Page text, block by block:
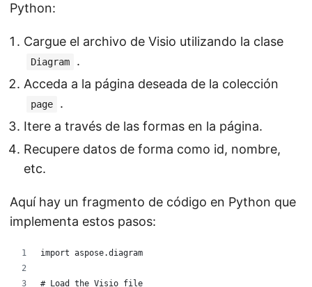
Python:
Cargue el archivo de Visio utilizando la clase
Diagram
.
Acceda a la página deseada de la colección
page
.
Itere a través de las formas en la página.
Recupere datos de forma como id, nombre,
etc.
Aquí hay un fragmento de código en Python que
implementa estos pasos:
import aspose.diagram
# Load the Visio file